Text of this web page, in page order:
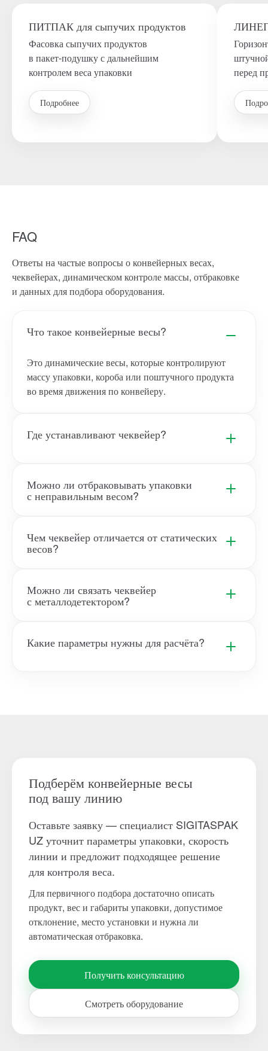
ПИТПАК для сыпучих продуктов
Фасовка сыпучих продуктов
в пакет-подушку с дальнейшим
контролем веса упаковки
Подробнее
перед
FAQ
Ответы на частые вопросы о конвейерных весах,
чеквейерах, динамическом контроле массы, отбраковке
и данных для подбора оборудования.
Что такое конвейерные весы?
Это динамические весы, которые контролируют
массу упаковки, короба или поштучного продукта
во время движения по конвейеру.
Где устанавливают чеквейер?
Можно ли отбраковывать упаковки
с неправильным весом?
Чем чеквейер отличается от статических
весов?
Можно ли связать чеквейер
с металлодетектором?
Какие параметры нужны для расчёта?
Подберём конвейерные весы
под вашу линию
Оставьте заявку — специалист SIGITASPAK
UZ уточнит параметры упаковки, скорость
линии и предложит подходящее решение
для контроля веса.
Для первичного подбора достаточно описать
продукт, вес и габариты упаковки, допустимое
отклонение, место установки и нужна ли
автоматическая отбраковка.
Получить консультацию
Смотреть оборудование